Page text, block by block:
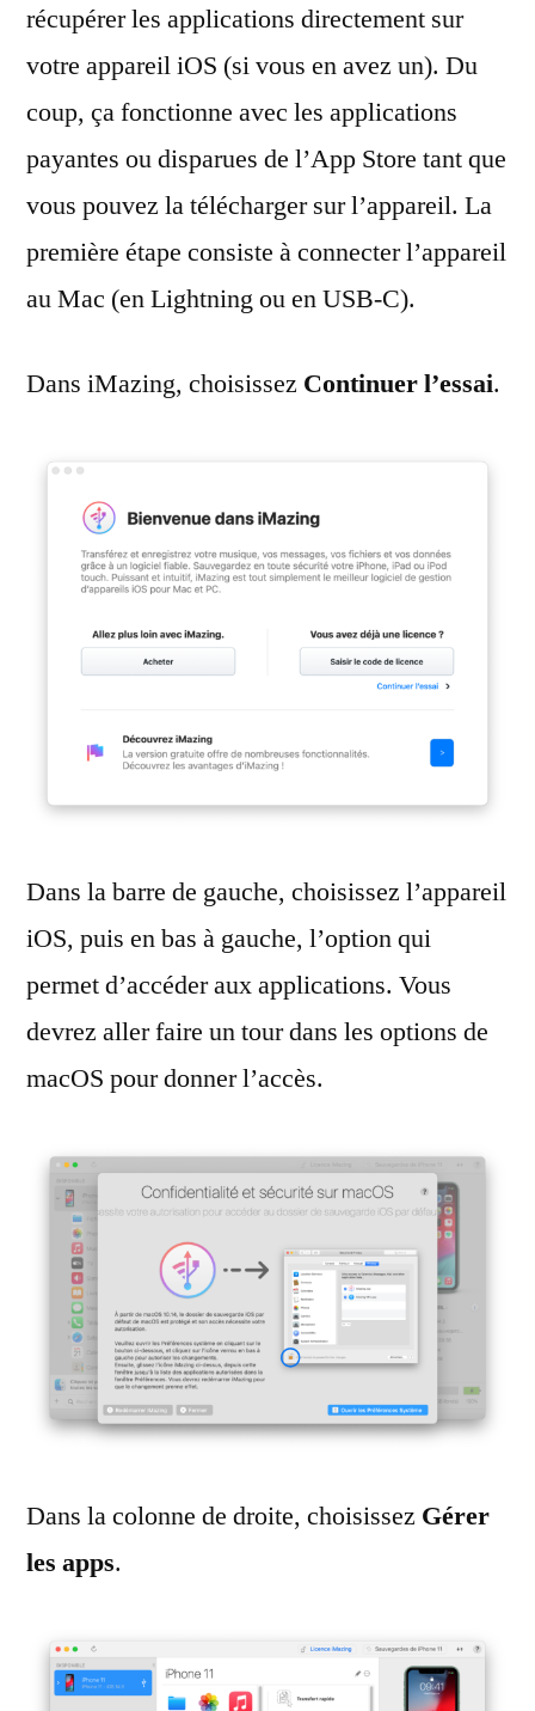
récupérer les applications directement sur
votre appareil iOS (si vous en avez un). Du
coup, ça fonctionne avec les applications
payantes ou disparues de l’App Store tant que
vous pouvez la télécharger sur l’appareil. La
première étape consiste à connecter l’appareil
au Mac (en Lightning ou en USB-C).
Dans iMazing, choisissez Continuer l’essai.
Dans la barre de gauche, choisissez l’appareil
iOS, puis en bas à gauche, l’option qui
permet d’accéder aux applications. Vous
devrez aller faire un tour dans les options de
macOS pour donner l’accès.
Dans la colonne de droite, choisissez Gérer
les apps.